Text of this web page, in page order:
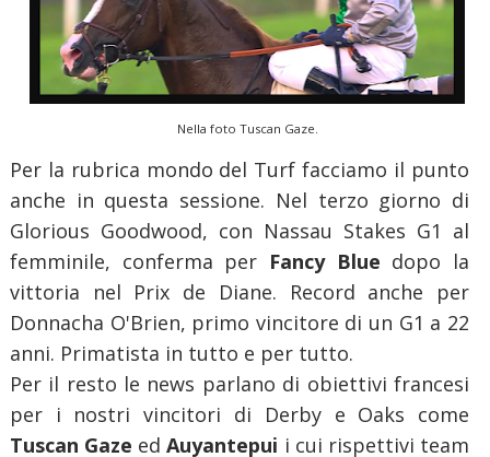
Nella foto Tuscan Gaze.
Per la rubrica mondo del Turf facciamo il punto
anche in questa sessione. Nel terzo giorno di
Glorious Goodwood, con Nassau Stakes G1 al
femminile, conferma per Fancy Blue dopo la
vittoria nel Prix de Diane. Record anche per
Donnacha O'Brien, primo vincitore di un G1 a 22
anni. Primatista in tutto e per tutto.
Per il resto le news parlano di obiettivi francesi
per i nostri vincitori di Derby e Oaks come
Tuscan Gaze edAuyantepui i cui rispettivi team